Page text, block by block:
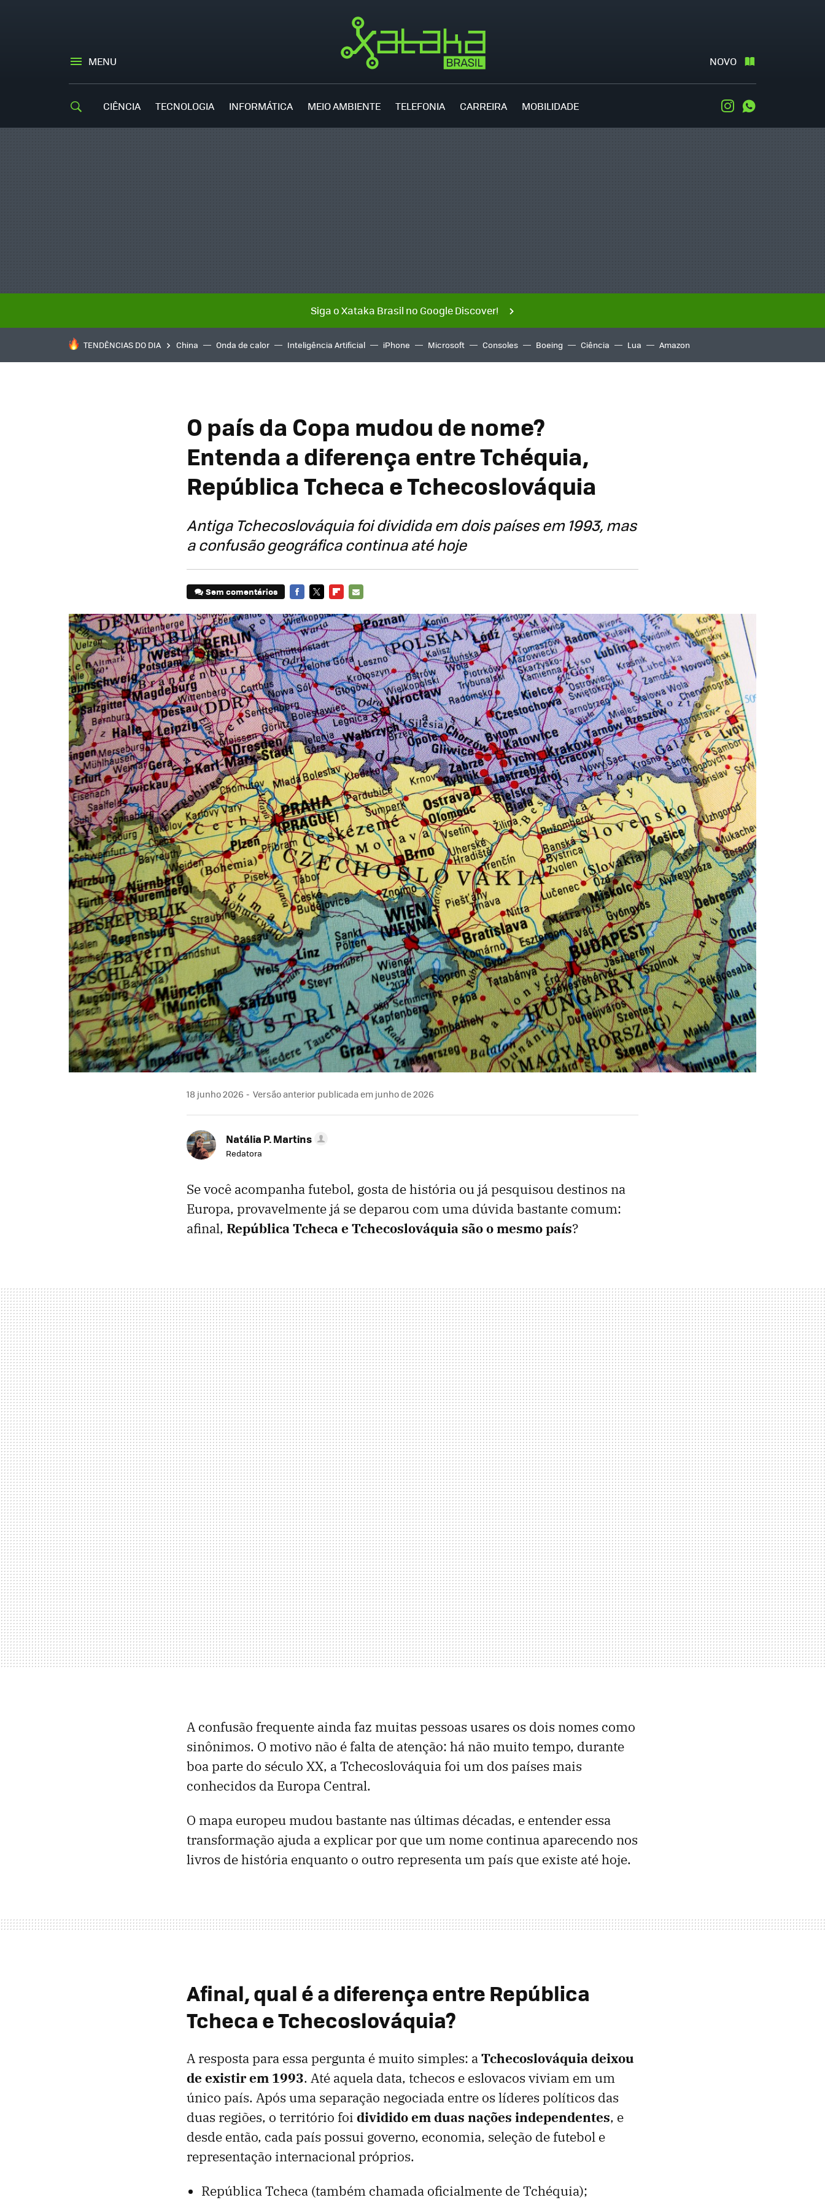
MENU NOVO
CIÊNCIA TECNOLOGIA INFORMÁTICA MEIO AMBIENTE TELEFONIA CARREIRA MOBILIDADE Instagram
Siga o Xataka Brasil no Google Discover!
TENDÊNCIAS DO DIA China Onda de calor Inteligência Artificial iPhone Microsoft Consoles Boeing Ciência Lua Amazon
O país da Copa mudou de nome?
Entenda a diferença entre Tchéquia,
República Tcheca e Tchecoslováquia
Antiga Tchecoslováquia foi dividida em dois países em 1993, mas
a confusão geográfica continua até hoje
Sem comentários
MAIL
18 junho 2026 Versão anterior publicada em junho de 2026
Natália P. Martins
Redatora
Se você acompanha futebol, gosta de história ou já pesquisou destinos na
Europa, provavelmente já se deparou com uma dúvida bastante comum:
afinal, República Tcheca e Tchecoslováquia são o mesmo país?
A confusão frequente ainda faz muitas pessoas usares os dois nomes como
sinônimos. O motivo não é falta de atenção: há não muito tempo, durante
boa parte do século XX, a Tchecoslováquia foi um dos países mais
conhecidos da Europa Central.
O mapa europeu mudou bastante nas últimas décadas, e entender essa
transformação ajuda a explicar por que um nome continua aparecendo nos
livros de história enquanto o outro representa um país que existe até hoje.
Afinal, qual é a diferença entre República
Tcheca e Tchecoslováquia?
A resposta para essa pergunta é muito simples: aTchecoslováquia deixou
de existir em 1993. Até aquela data, tchecos e eslovacos viviam em um
único país. Após uma separação negociada entre os líderes políticos das
duas regiões, o território foi dividido em duas nações independentes, e
desde então, cada país possui governo, economia, seleção de futebol e
representação internacional próprios.
República Tcheca (também chamada oficialmente de Tchéquia);